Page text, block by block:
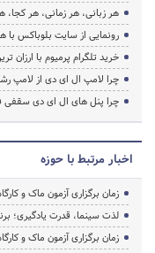
هر زبانی، هر زمانی، هر کجا،
رونمایی از سایت بلوباکس
خرید تلگرام پرمیوم با ارزان
چرا لامپ ال ای دی از لامپ
چرا پنل های ال ای دی سقفی
اخبار مرتبط با حوزه
زمان برگزاری آزمون ماک و
لذت سینما، قدرت یادگیری؛
زمان برگزاری آزمون ماک و کارگاه